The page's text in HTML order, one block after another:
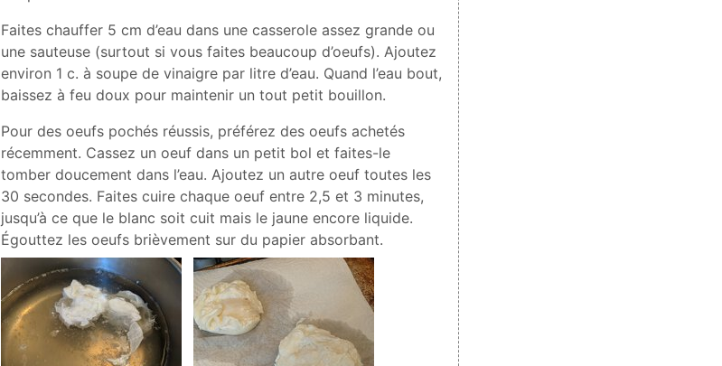
Faites chauffer 5 cm d’eau dans une casserole assez grande ou
une sauteuse (surtout si vous faites beaucoup d’oeufs). Ajoutez
environ 1 c. à soupe de vinaigre par litre d’eau. Quand l’eau bout,
baissez à feu doux pour maintenir un tout petit bouillon.
Pour des oeufs pochés réussis, préférez des oeufs achetés
récemment. Cassez un oeuf dans un petit bol et faites-le
tomber doucement dans l’eau. Ajoutez un autre oeuf toutes les
30 secondes. Faites cuire chaque oeuf entre 2,5 et 3 minutes,
jusqu’à ce que le blanc soit cuit mais le jaune encore liquide.
Égouttez les oeufs brièvement sur du papier absorbant.